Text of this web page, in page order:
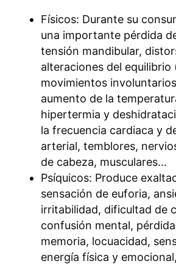
Físicos: Durante su
una importante pérdida
tensión mandibular,
alteraciones del
movimientos
aumento de la
hipertermia y
la frecuencia cardiaca y
arterial, temblores,
de cabeza, musculares…
Psíquicos: Produce
sensación de euforia,
irritabilidad, dificultad de
confusión mental,
memoria, locuacidad,
energía física y